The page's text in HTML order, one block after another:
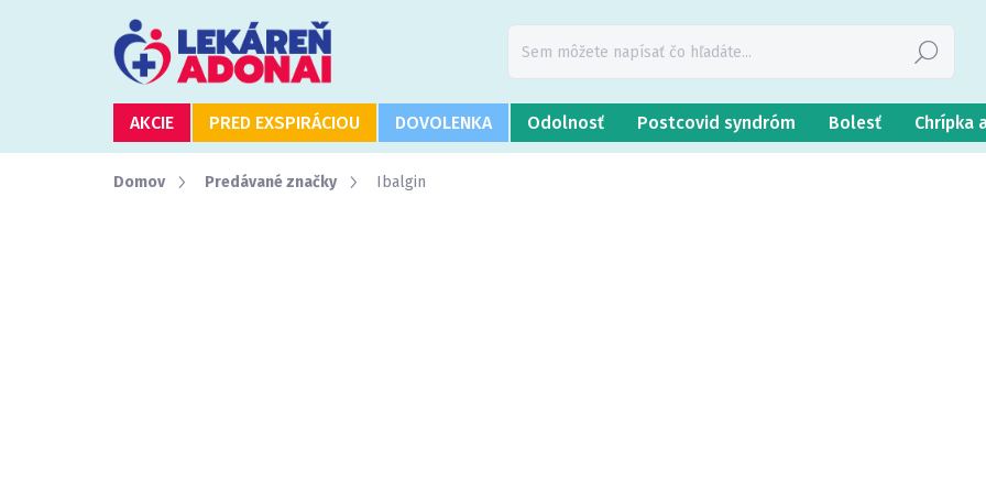
Hľadať
AKCIE PRED EXSPIRÁCIOU DOVOLENKA Odolnosť Postcovid syndróm Bolesť Chrípka
Domov Predávané značky Ibalgin